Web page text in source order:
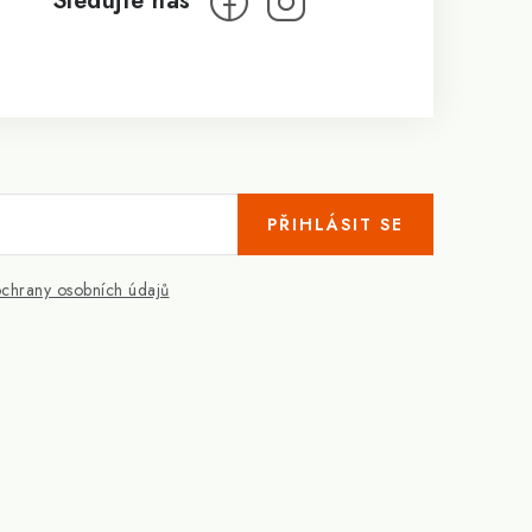
osobních údajů
PŘIHLÁSIT SE